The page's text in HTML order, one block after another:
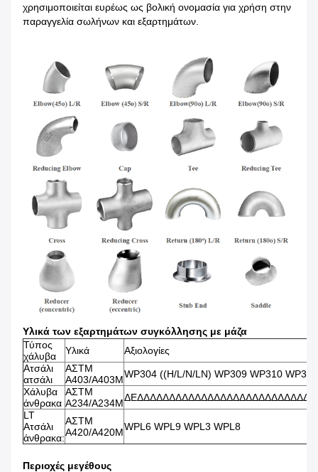
χρησιμοποιείται ευρέως ως βολική ονομασία για χρήση στην
παραγγελία σωλήνων και εξαρτημάτων.
Υλικά των εξαρτημάτων συγκόλλησης με μάζα
Τύπος
χάλυβα
Υλικά
Αξιολογίες
Ατσάλι
ατσάλι
ΑΣTM
A403/A403MWP304 ((H/L/N/LN) WP309 WP310
Χάλυβα
άνθρακα
ΑΣTM
A234/A234M
LT
Ατσάλι
άνθρακα:
ΑΣTM
A420/A420MWPL6 WPL9 WPL3 WPL8
Περιοχές μεγέθους